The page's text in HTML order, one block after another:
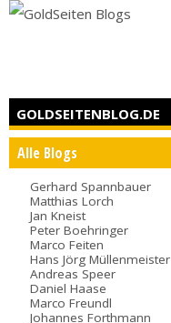
GOLDSEITENBLOG.DE
Alle Blogs
Gerhard Spannbauer
Matthias Lorch
Jan Kneist
Peter Boehringer
Marco Feiten
Hans Jörg Müllenmeister
Andreas Speer
Daniel Haase
Marco Freundl
Johannes Forthmann